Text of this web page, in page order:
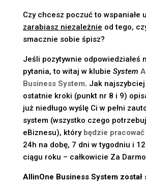
Czy chcesz poczuć to wspaniałe
zarabiasz niezależnie od tego,
smacznie sobie śpisz?
Jeśli pozytywnie odpowiedziałeś
pytania, to witaj w klubie System
Business System. Jak
ostatnie kroki (punkt nr 8 i 9)
już niedługo wyślę Ci w pełni
system (wszystko czego
eBiznesu), który będzie
24h na dobę, 7 dni w tygodniu i
ciągu roku – całkowicie Za
AllinOne Business System został